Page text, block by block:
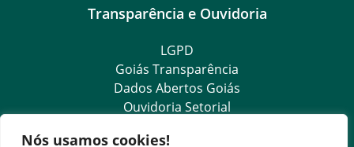
Nós usamos cookies!
Transparência e Ouvidoria
LGPD
Goiás Transparência
Dados Abertos Goiás
Ouvidoria Setorial